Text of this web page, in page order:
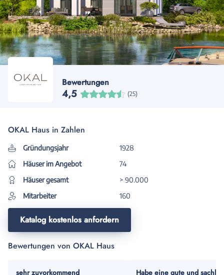
Bewertungen
4,5 (25)
OKAL Haus in Zahlen
Gründungsjahr
1928
Häuser im Angebot
74
Häuser gesamt
> 90.000
Mitarbeiter
160
Katalog kostenlos anfordern
Bewertungen von OKAL Haus
sehr zuvorkommend Habe eine gute und